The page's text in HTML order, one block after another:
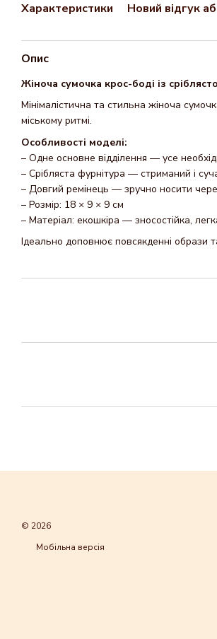
Характеристики Новий відгук
Опис
Жіноча сумочка крос-боді із
Мінімалістична та стильна жіноча
міському ритмі.
Особливості моделі:
– Одне основне відділення — усе
– Срібляста фурнітура — стриманий і
– Довгий ремінець — зручно носити
– Розмір: 18 × 9 × 9 см
– Матеріал: екошкіра — зносостійка,
Ідеально доповнює повсякденні образи
© 2026
Мобільна версія